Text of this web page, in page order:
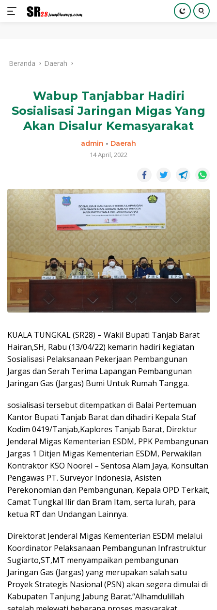
kontenBeranda Daerah
Wabup Tanjabbar Hadiri
Sosialisasi Jaringan Migas Yang
Akan Disalur Kemasyarakat
admin - Daerah
14 April, 2022
KUALA TUNGKAL (SR28) – Wakil Bupati Tanjab Barat
Hairan,SH, Rabu (13/04/22) kemarin hadiri kegiatan
Sosialisasi Pelaksanaan Pekerjaan Pembangunan
Jargas dan Serah Terima Lapangan Pembangunan
Jaringan Gas (Jargas) Bumi Untuk Rumah Tangga.
sosialisasi tersebut ditempatkan di Balai Pertemuan
Kantor Bupati Tanjab Barat dan dihadiri Kepala Staf
Kodim 0419/Tanjab,Kaplores Tanjab Barat, Direktur
Jenderal Migas Kementerian ESDM, PPK Pembangunan
Jargas 1 Ditjen Migas Kementerian ESDM, Perwakilan
Kontraktor KSO Noorel – Sentosa Alam Jaya, Konsultan
Pengawas PT. Surveyor Indonesia, Asisten
Perekonomian dan Pembangunan, Kepala OPD Terkait,
Camat Tungkal Ilir dan Bram Itam, serta lurah, para
ketua RT dan Undangan Lainnya.
Direktorat Jenderal Migas Kementerian ESDM melalui
Koordinator Pelaksanaan Pembangunan Infrastruktur
Sugiarto,ST,MT menyampaikan pembangunan
Jaringan Gas (Jargas) yang merupakan salah satu
Proyek Strategis Nasional (PSN) akan segera dimulai di
Kabupaten Tanjung Jabung Barat.“Alhamdulillah